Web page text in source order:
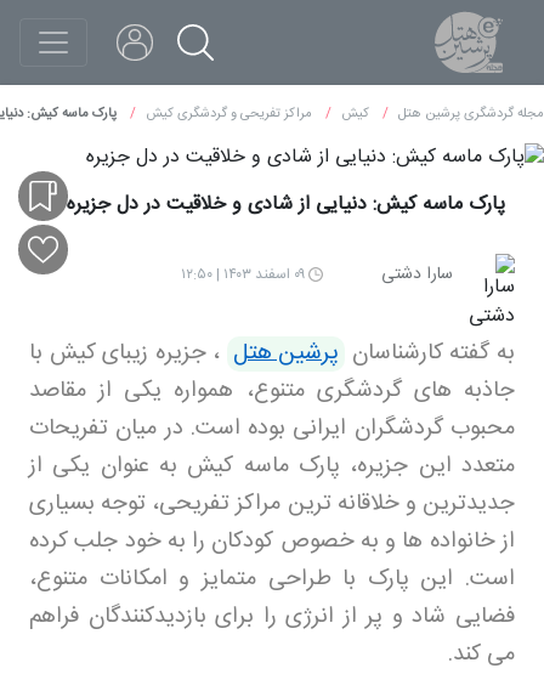
مجله گردشگری پرشین هتل کیش مراکز تفریحی و گردشگری کیش پارک ماسه کیش:
پارک ماسه کیش: دنیایی از شادی و خلاقیت در دل جزیره
سارا دشتی ۰۹ اسفند ۱۴۰۳ | ۱۲:۵۰
به گفته کارشناسان پرشین هتل ، جزیره زیبای کیش با
جاذبه های گردشگری متنوع، همواره یکی از مقاصد
محبوب گردشگران ایرانی بوده است. در میان تفریحات
متعدد این جزیره، پارک ماسه کیش به عنوان یکی از
جدیدترین و خلاقانه ترین مراکز تفریحی، توجه بسیاری
از خانواده ها و به خصوص کودکان را به خود جلب کرده
است. این پارک با طراحی متمایز و امکانات متنوع،
فضایی شاد و پر از انرژی را برای بازدیدکنندگان فراهم
می کند.